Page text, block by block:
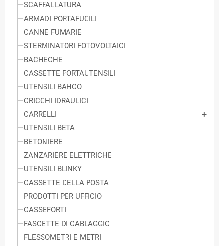
SCAFFALLATURA
ARMADI PORTAFUCILI
CANNE FUMARIE
STERMINATORI FOTOVOLTAICI
BACHECHE
CASSETTE PORTAUTENSILI
UTENSILI BAHCO
CRICCHI IDRAULICI
CARRELLI
UTENSILI BETA
BETONIERE
ZANZARIERE ELETTRICHE
UTENSILI BLINKY
CASSETTE DELLA POSTA
PRODOTTI PER UFFICIO
CASSEFORTI
FASCETTE DI CABLAGGIO
FLESSOMETRI E METRI